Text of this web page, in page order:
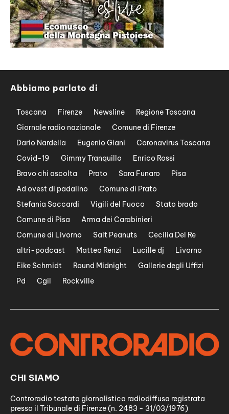
Abbiamo parlato di
Toscana Firenze Newsline
Regione Toscana
Giornale radio nazionale
Comune di Firenze
Dario Nardella
Eugenio Giani
Coronavirus Toscana
Covid-19
Gimmy Tranquillo
Enrico Rossi
Bravo chi ascolta
Prato Sara Funaro
Pisa
Ad ovest di padalino
Comune di Prato
Stefania Saccardi
Vigili del Fuoco
Stato brado
Comune di Pisa
Arma dei Carabinieri
Comune di Livorno
Salt Peanuts
Cecilia Del Re
altri-podcast
Matteo Renzi Lucille dj
Livorno
Eike Schmidt
Round Midnight
Gallerie degli Uffizi
Pd
Cgil Rockville
CHI SIAMO
Controradio testata giornalistica radiodiffusa registrata
presso il Tribunale di Firenze (n. 2483 - 31/03/1976)